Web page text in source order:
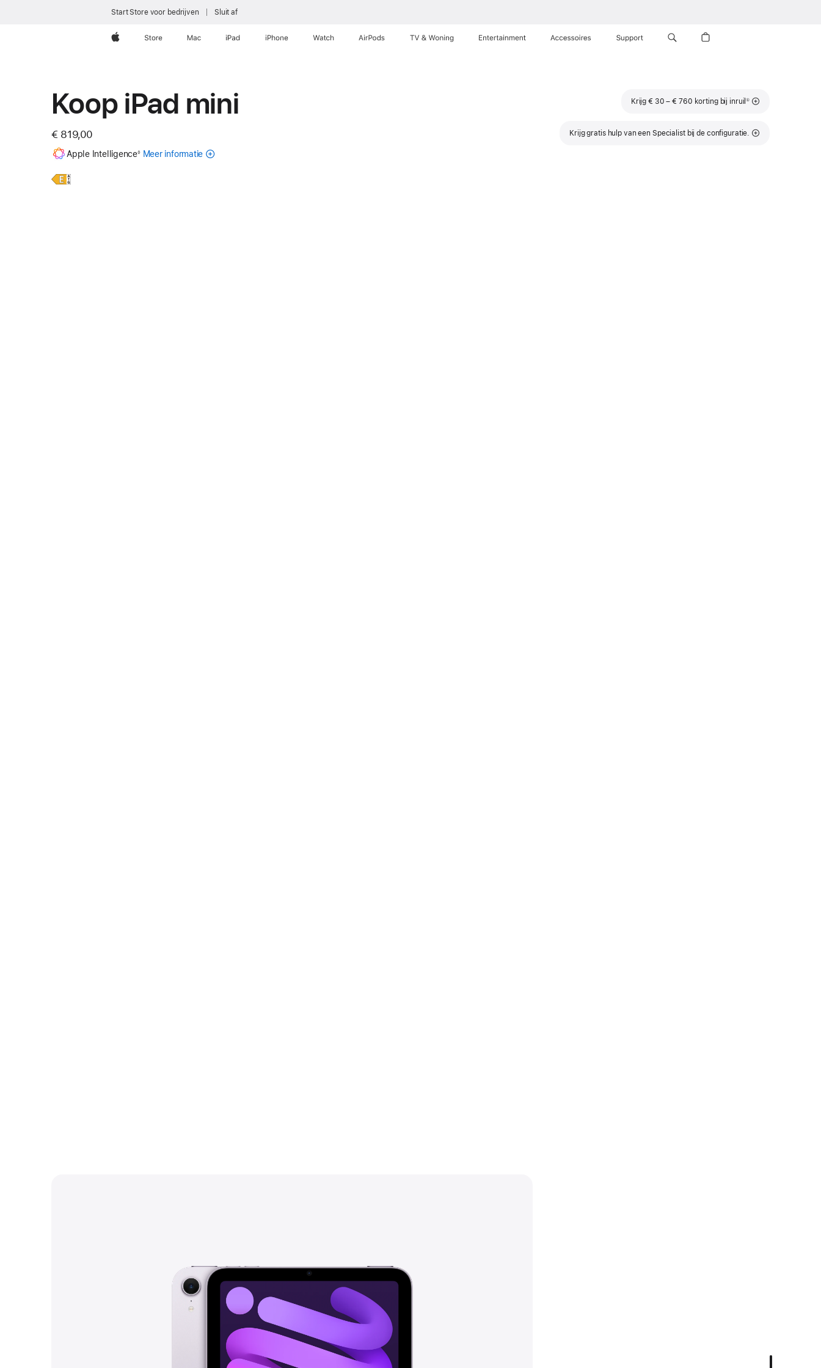
Start Store voor bedrijven Sluit af
AppleStore Mac iPad iPhone Watch AirPods TV & Woning Entertainment Accessoires Support
Koop iPad mini
€ 819,00
Apple Intelligence◊ Meer informatie over
Meer
Krijg € 30 – € 760 korting bij inruil
Voetnoot
①
Krijg gratis hulp van een Specialist bij de configuratie.